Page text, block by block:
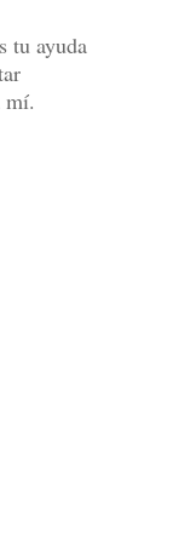
tu ayuda
mí.